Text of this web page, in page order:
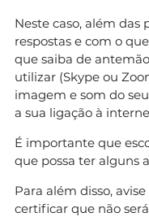
Neste caso, além
respostas e com o
que saiba de
utilizar (Skype ou
imagem e som do
a sua ligação à
É importante que
que possa ter alguns
Para além disso,
certificar que não